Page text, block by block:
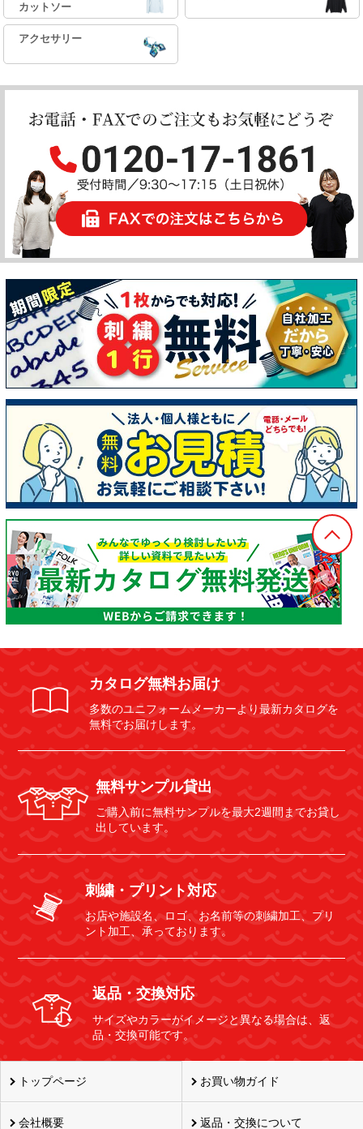
カットソー
アクセサリー
カタログ無料お届け
多数のユニフォームメーカーより最新カタログを
無料でお届けします。
無料サンプル貸出
ご購入前に無料サンプルを最大2週間までお貸し
出しています。
刺繍・プリント対応
お店や施設名、ロゴ、お名前等の刺繍加工、プリ
ント加工、承っております。
返品・交換対応
サイズやカラーがイメージと異なる場合は、返
品・交換可能です。
トップページ お買い物ガイド
会社概要 返品・交換について